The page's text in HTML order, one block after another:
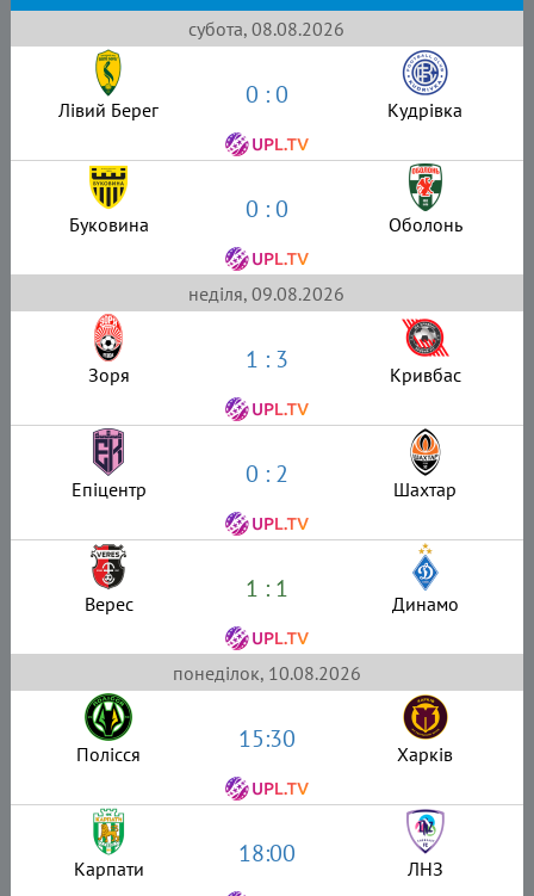
субота, 08.08.2026
Лівий Берег 0 : 0 Кудрівка
Буковина 0 : 0 Оболонь
неділя, 09.08.2026
Зоря 1 : 3 Кривбас
Епіцентр 0 : 2 Шахтар
Верес 1 : 1 Динамо
понеділок, 10.08.2026
Полісся 15:30 Харків
Карпати 18:00 ЛНЗ